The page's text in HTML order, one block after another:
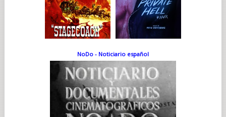
NoDo - Noticiario español